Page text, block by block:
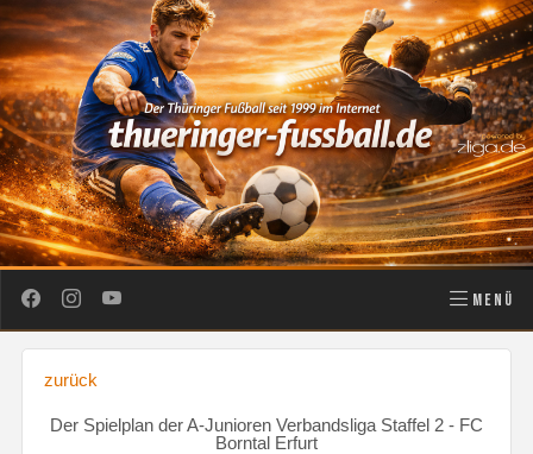
MENÜ
zurück
Der Spielplan der A-Junioren Verbandsliga Staffel 2 - FC
Borntal Erfurt